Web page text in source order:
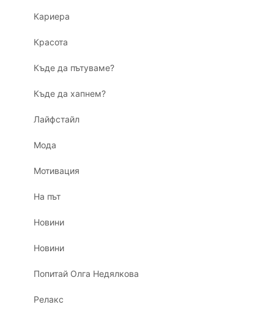
Кариера
Красота
Къде да пътуваме?
Къде да хапнем?
Лайфстайл
Мода
Мотивация
На път
Новини
Новини
Попитай Олга Недялкова
Релакс